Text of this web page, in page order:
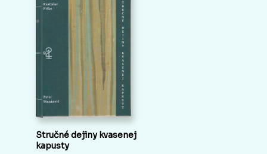
Stručné dejiny kvasenej
kapusty